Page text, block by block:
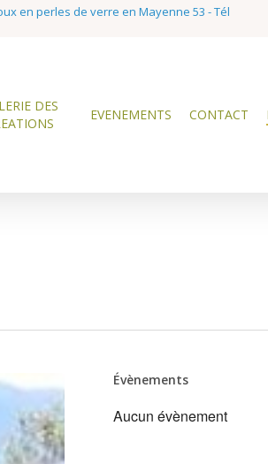
en perles de verre en Mayenne 53 - Tél
DES
EVENEMENTS CONTACT
Évènements
Aucun évènement